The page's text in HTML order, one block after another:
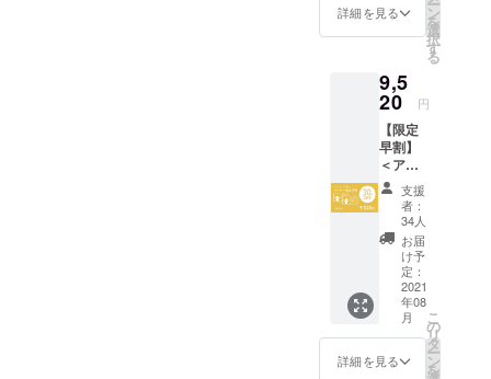
ており
ます。
ご調整
いただ
けま
す。
※10口集
まった
ら絵本1
冊が子
ども達
へと届
けられ
ます。
※絵本の
寄贈先
は、特
利活動
らせて
備考欄
にお名
（ニッ
クネー
ム可）
の記載
をお願
いいた
しま
す。 ●
活動報
告レ
ポート
たしま
ECサイ
トリ
リース
予定）
＜リ
ターン
内容＞
●心をこ
めてお
礼の
メッ
セージ
をメー
ルで送
らせて
いただ
きま
応援し
てくだ
さって
日本お
ひるね
アート
協会様
とコラ
ボした
リター
ン内容
となり
ます。
おうち
で楽し
める
「おひ
るね
アート
簡単
詳細を見る ン
を
選
択
す
る
9,5
20 円
【限定
早割】
＜アバ
ター絵
本2冊
（30%
OFFギ
フト
コード
付）＞
ご家族
やご友
人にも
お渡し
できる
支援
者：
34人
お届
け予
定：
2021
年08
月
詳細を見る
こ
の
リ
タ
ー
ン
を